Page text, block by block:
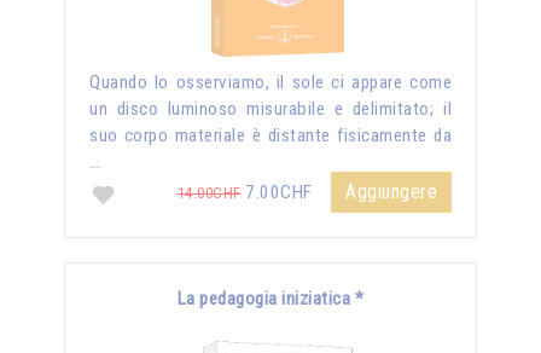
Quando lo osserviamo, il sole ci appare come
un disco luminoso misurabile e delimitato; il
suo corpo materiale è distante fisicamente da
…
14.00CHF7.00CHF Aggiungere
La pedagogia iniziatica *